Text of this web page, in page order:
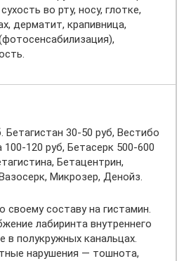
во рту, носу, глотке,
дерматит, крапивница,
Бетагистан 30-50 руб, Вестибо
100-120 руб, Бетасерк 500-600
Бетацентрин,
Микрозер, Денойз.
своему составу на гистамин.
лабиринта внутреннего
в полукружных канальцах.
нарушения — тошнота,